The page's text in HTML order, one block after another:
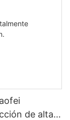
de alta